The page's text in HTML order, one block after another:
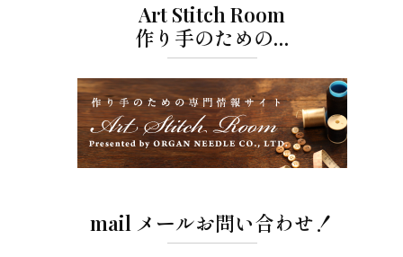
Art Stitch Room
作り手のための…
mail メールお問い合わせ！